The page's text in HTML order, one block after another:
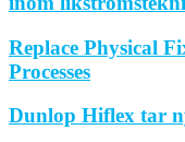
Replace Physical
Processes
Dunlop Hiflex tar